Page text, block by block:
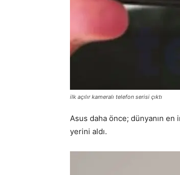
ilk açılır kameralı telefon serisi çıktı
Asus daha önce; dünyanın
yerini aldı.